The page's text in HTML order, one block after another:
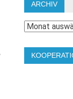
ARCHIV
Archiv